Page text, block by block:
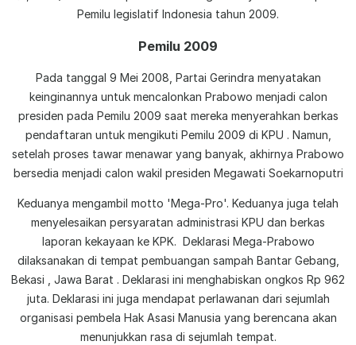
Pemilu legislatif Indonesia tahun 2009.
Pemilu 2009
Pada tanggal 9 Mei 2008, Partai Gerindra menyatakan
keinginannya untuk mencalonkan Prabowo menjadi calon
presiden pada Pemilu 2009 saat mereka menyerahkan berkas
pendaftaran untuk mengikuti Pemilu 2009 di KPU . Namun,
setelah proses tawar menawar yang banyak, akhirnya Prabowo
bersedia menjadi calon wakil presiden Megawati Soekarnoputri
Keduanya mengambil motto 'Mega-Pro'. Keduanya juga telah
menyelesaikan persyaratan administrasi KPU dan berkas
laporan kekayaan ke KPK. Deklarasi Mega-Prabowo
dilaksanakan di tempat pembuangan sampah Bantar Gebang,
Bekasi , Jawa Barat . Deklarasi ini menghabiskan ongkos Rp 962
juta. Deklarasi ini juga mendapat perlawanan dari sejumlah
organisasi pembela Hak Asasi Manusia yang berencana akan
menunjukkan rasa di sejumlah tempat.